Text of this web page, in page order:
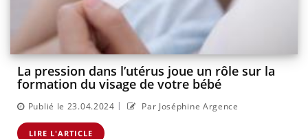
La pression dans l’utérus joue un rôle sur la
formation du visage de votre bébé
Publié le 23.04.2024 | Par Joséphine Argence
LIRE L'ARTICLE